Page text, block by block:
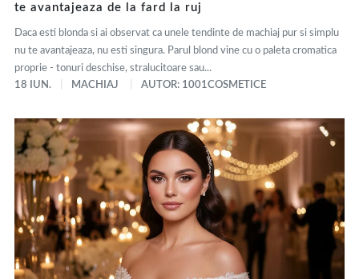
te avantajeaza de la fard la ruj
Daca esti blonda si ai observat ca unele tendinte de machiaj pur si simplu
nu te avantajeaza, nu esti singura. Parul blond vine cu o paleta cromatica
proprie - tonuri deschise, stralucitoare sau...
18 IUN.
MACHIAJ AUTOR: 1001COSMETICE